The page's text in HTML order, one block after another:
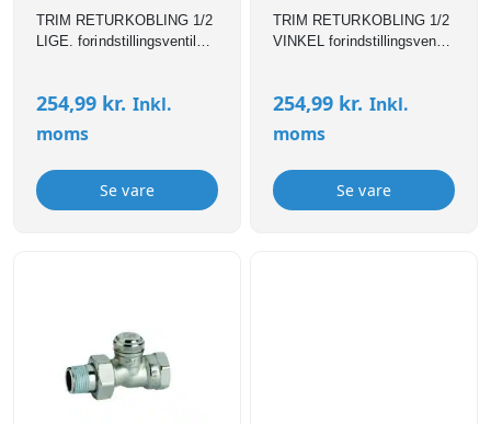
TRIM RETURKOBLING 1/2
LIGE. forindstillingsventil
radiatorer og
254,99 kr. Inkl.
moms
Se vare
TRIM RETURKOBLING 1/2
VINKEL forindstillingsventil
radiatorer og
254,99 kr. Inkl.
moms
Se vare